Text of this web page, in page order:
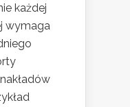
każdej
wymaga